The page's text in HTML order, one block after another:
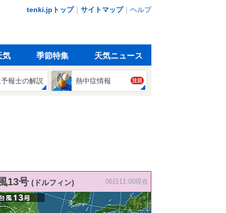
tenki.jpトップ｜ サイトマップ｜ ヘルプ
気 季節特集 天気ニュース
報士の解説 熱中症情報 注目
13号 (ドルフィン) 06日11:00現在